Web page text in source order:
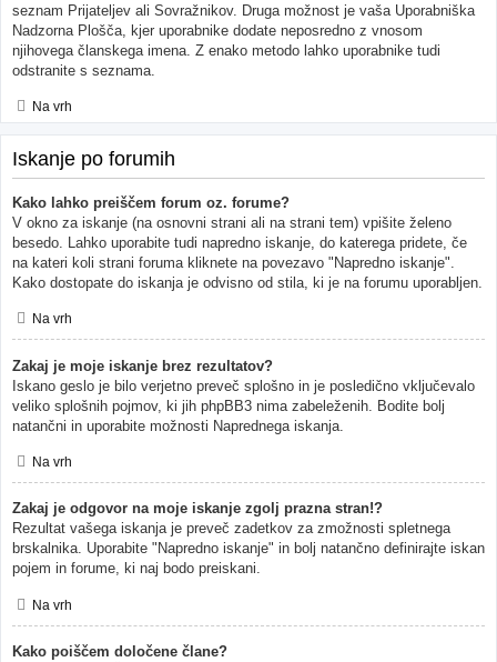
seznam Prijateljev ali Sovražnikov. Druga možnost je vaša Uporabniška
Nadzorna Plošča, kjer uporabnike dodate neposredno z vnosom
njihovega članskega imena. Z enako metodo lahko uporabnike tudi
odstranite s seznama.
Na vrh
Iskanje po forumih
Kako lahko preiščem forum oz. forume?
V okno za iskanje (na osnovni strani ali na strani tem) vpišite želeno
besedo. Lahko uporabite tudi napredno iskanje, do katerega pridete, če
na kateri koli strani foruma kliknete na povezavo "Napredno iskanje".
Kako dostopate do iskanja je odvisno od stila, ki je na forumu uporabljen.
Na vrh
Zakaj je moje iskanje brez rezultatov?
Iskano geslo je bilo verjetno preveč splošno in je posledično vključevalo
veliko splošnih pojmov, ki jih phpBB3 nima zabeleženih. Bodite bolj
natančni in uporabite možnosti Naprednega iskanja.
Na vrh
Zakaj je odgovor na moje iskanje zgolj prazna stran!?
Rezultat vašega iskanja je preveč zadetkov za zmožnosti spletnega
brskalnika. Uporabite "Napredno iskanje" in bolj natančno definirajte iskan
pojem in forume, ki naj bodo preiskani.
Na vrh
Kako poiščem določene člane?